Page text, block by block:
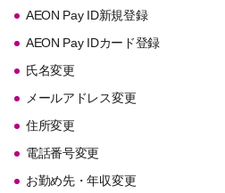
AEON Pay ID新規登録
AEON Pay IDカード登録
氏名変更
メールアドレス変更
住所変更
電話番号変更
お勤め先・年収変更